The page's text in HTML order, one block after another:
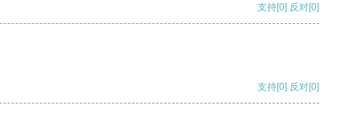
支持[0] 反对[0]
支持[0] 反对[0]